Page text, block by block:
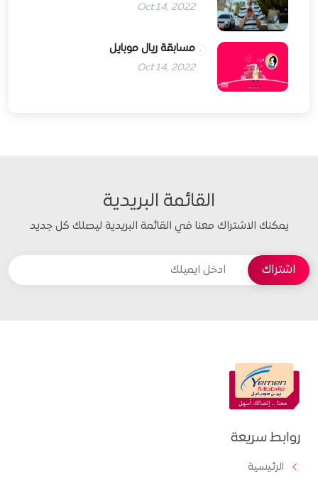
Oct 14, 2022
مسابقة ريال موبايل
Oct 14, 2022
القائمة البريدية
يمكنك الاشتراك معنا في القائمة البريدية ليصلك كل جديد
روابط سريعة
الرئيسية